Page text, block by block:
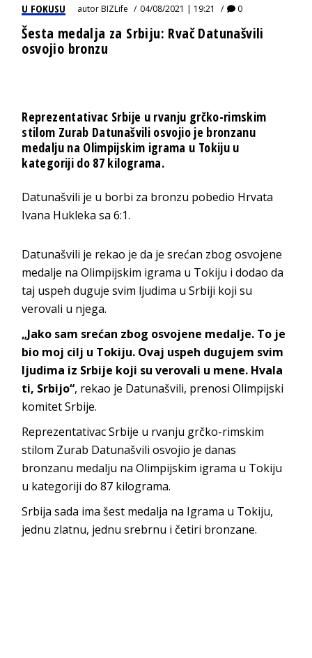
U FOKUSU autorBIZLife 04/08/2021 | 19:21 0
Šesta medalja za Srbiju: Rvač Datunašvili
osvojio bronzu
Reprezentativac Srbije u rvanju grčko-rimskim
stilom Zurab Datunašvili osvojio je bronzanu
medalju na Olimpijskim igrama u Tokiju u
kategoriji do 87 kilograma.
Datunašvili je u borbi za bronzu pobedio Hrvata
Ivana Hukleka sa 6:1.
Datunašvili je rekao je da je srećan zbog osvojene
medalje na Olimpijskim igrama u Tokiju i dodao da
taj uspeh duguje svim ljudima u Srbiji koji su
verovali u njega.
„Jako sam srećan zbog osvojene medalje. To je
bio moj cilj u Tokiju. Ovaj uspeh dugujem svim
ljudima iz Srbije koji su verovali u mene. Hvala
ti, Srbijo“, rekao je Datunašvili, prenosi Olimpijski
komitet Srbije.
Reprezentativac Srbije u rvanju grčko-rimskim
stilom Zurab Datunašvili osvojio je danas
bronzanu medalju na Olimpijskim igrama u Tokiju
u kategoriji do 87 kilograma.
Srbija sada ima šest medalja na Igrama u Tokiju,
jednu zlatnu, jednu srebrnu i četiri bronzane.